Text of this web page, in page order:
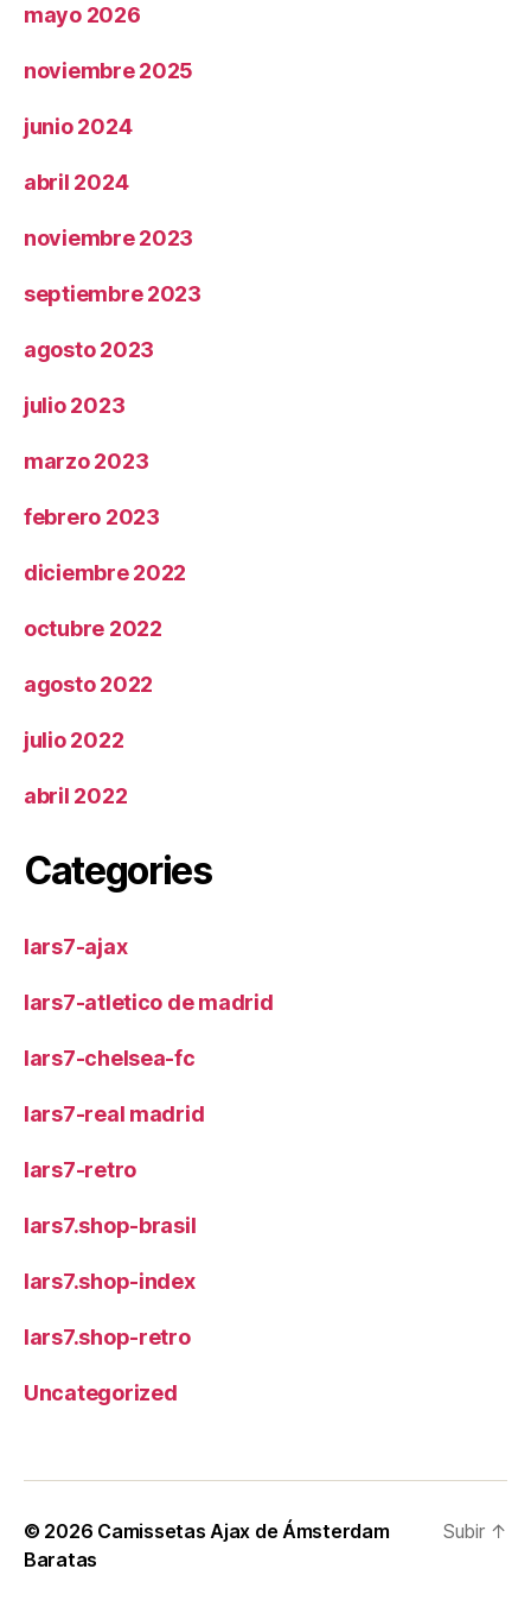
mayo 2026
noviembre 2025
junio 2024
abril 2024
noviembre 2023
septiembre 2023
agosto 2023
julio 2023
marzo 2023
febrero 2023
diciembre 2022
octubre 2022
agosto 2022
julio 2022
abril 2022
Categories
lars7-ajax
lars7-atletico de madrid
lars7-chelsea-fc
lars7-real madrid
lars7-retro
lars7.shop-brasil
lars7.shop-index
lars7.shop-retro
Uncategorized
© 2026 Camissetas Ajax de Ámsterdam
Baratas
Subir ↑